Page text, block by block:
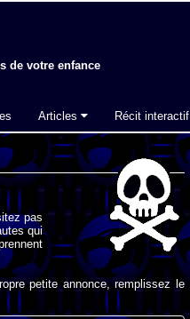
de votre enfance
Articles Récit interactif
pas
qui
petite annonce, remplissez le